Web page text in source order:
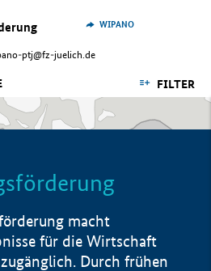
ptj@fz-juelich.de
WIPANO
FILTER
macht
für die Wirtschaft
Durch frühen